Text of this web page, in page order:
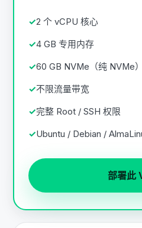
2 个 vCPU 核心
4 GB 专用内存
60 GB NVMe（纯 NVMe）
不限流量带宽
完整 Root / SSH 权限
Ubuntu / Debian /
部署此